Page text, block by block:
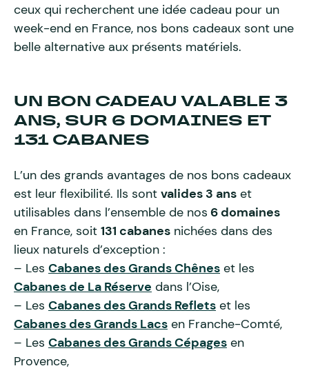
ceux qui recherchent une idée cadeau pour un
week-end en France, nos bons cadeaux sont une
belle alternative aux présents matériels.
UN BON CADEAU VALABLE 3
ANS, SUR 6 DOMAINES ET
131 CABANES
L’un des grands avantages de nos bons cadeaux
est leur flexibilité. Ils sont valides 3 ans et
utilisables dans l’ensemble de nos 6 domaines
en France, soit 131 cabanes nichées dans des
lieux naturels d’exception :
– Les Cabanes des Grands Chênes et les
Cabanes de La Réserve dans l’Oise,
– Les Cabanes des Grands Reflets et les
Cabanes des Grands Lacs en Franche-Comté,
– Les Cabanes des Grands Cépages en
Provence,